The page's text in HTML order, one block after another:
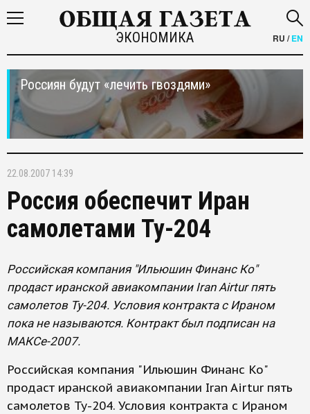
ЭКОНОМИКА RU /EN
Россиян будут «лечить гвоздями»
22.08.2007 14:39
Россия обеспечит Иран
самолетами Ту-204
Российская компания "Ильюшин Финанс Ко"
продаст иранской авиакомпании Iran Airtur пять
самолетов Ту-204. Условия контракта с Ираном
пока не называются. Контракт был подписан на
МАКСе-2007.
Российская компания "Ильюшин Финанс Ко"
продаст иранской авиакомпании Iran Airtur пять
самолетов Ту-204. Условия контракта с Ираном